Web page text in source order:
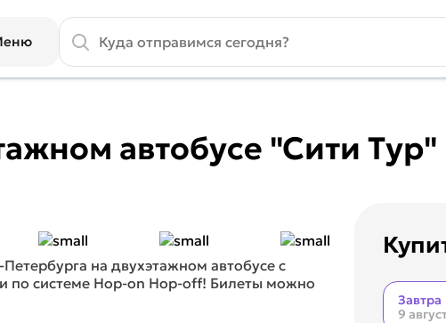
автобусе "Сити Тур"
Завтра
9
на двухэтажном автобусе с
по системе Hop-on Hop-off! Билеты можно